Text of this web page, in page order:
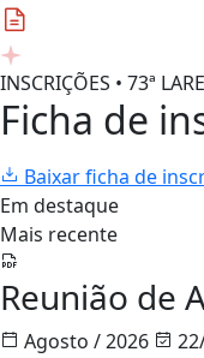
INSCRIÇÕES • 73ª
Ficha de
Baixar ficha de
Em destaque
Mais recente
Reunião de
Agosto / 2026